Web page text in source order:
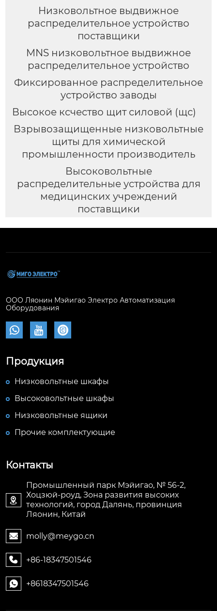
Низковольтное выдвижное
распределительное устройство
поставщики
MNS низковольтное выдвижное
распределительное устройство
Фиксированное распределительное
устройство заводы
Высокое ксчество щит силовой (щс)
Взрывозащищенные низковольтные
щиты для химической
промышленности производитель
Высоковольтные
распределительные устройства для
медицинских учреждений
поставщики
ООО Ляонин Мэйигао Электро Автоматизация
Оборудования
  
Продукция
Низковольтные шкафы
Высоковольтные шкафы
Низковольтные ящики
Прочие комплектующие
Контакты

Промышленный парк Мэйигао, № 56-2,
Хоцзюй-роуд, Зона развития высоких
технологий, город Далянь, провинция
Ляонин, Китай
 molly@meygo.cn
 +86-18347501546
 +8618347501546